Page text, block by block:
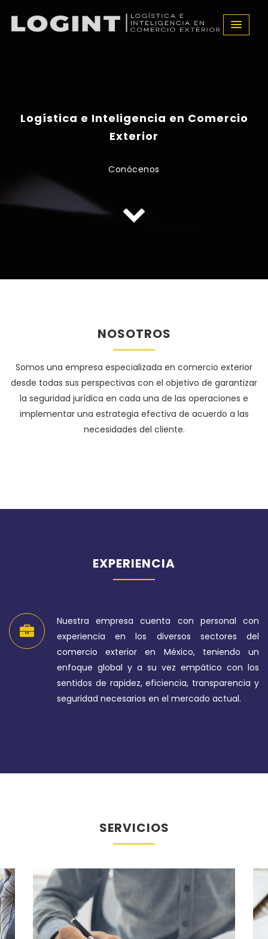
Logística e Inteligencia en Comercio
Exterior
Conócenos
NOSOTROS
Somos una empresa especializada en comercio exterior
desde todas sus perspectivas con el objetivo de garantizar
la seguridad jurídica en cada una de las operaciones e
implementar una estrategia efectiva de acuerdo a las
necesidades del cliente.
EXPERIENCIA
Nuestra empresa cuenta con personal con
experiencia en los diversos sectores del
comercio exterior en México, teniendo un
enfoque global y a su vez empático con los
sentidos de rapidez, eficiencia, transparencia y
seguridad necesarios en el mercado actual.
SERVICIOS